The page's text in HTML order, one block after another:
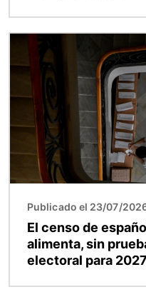
Imagen
Publicado el 23/07/2026
El censo de
alimenta, sin
electoral para 2027